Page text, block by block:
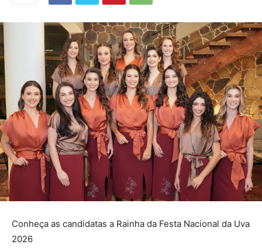
Conheça as candidatas a Rainha da Festa Nacional da Uva
2026